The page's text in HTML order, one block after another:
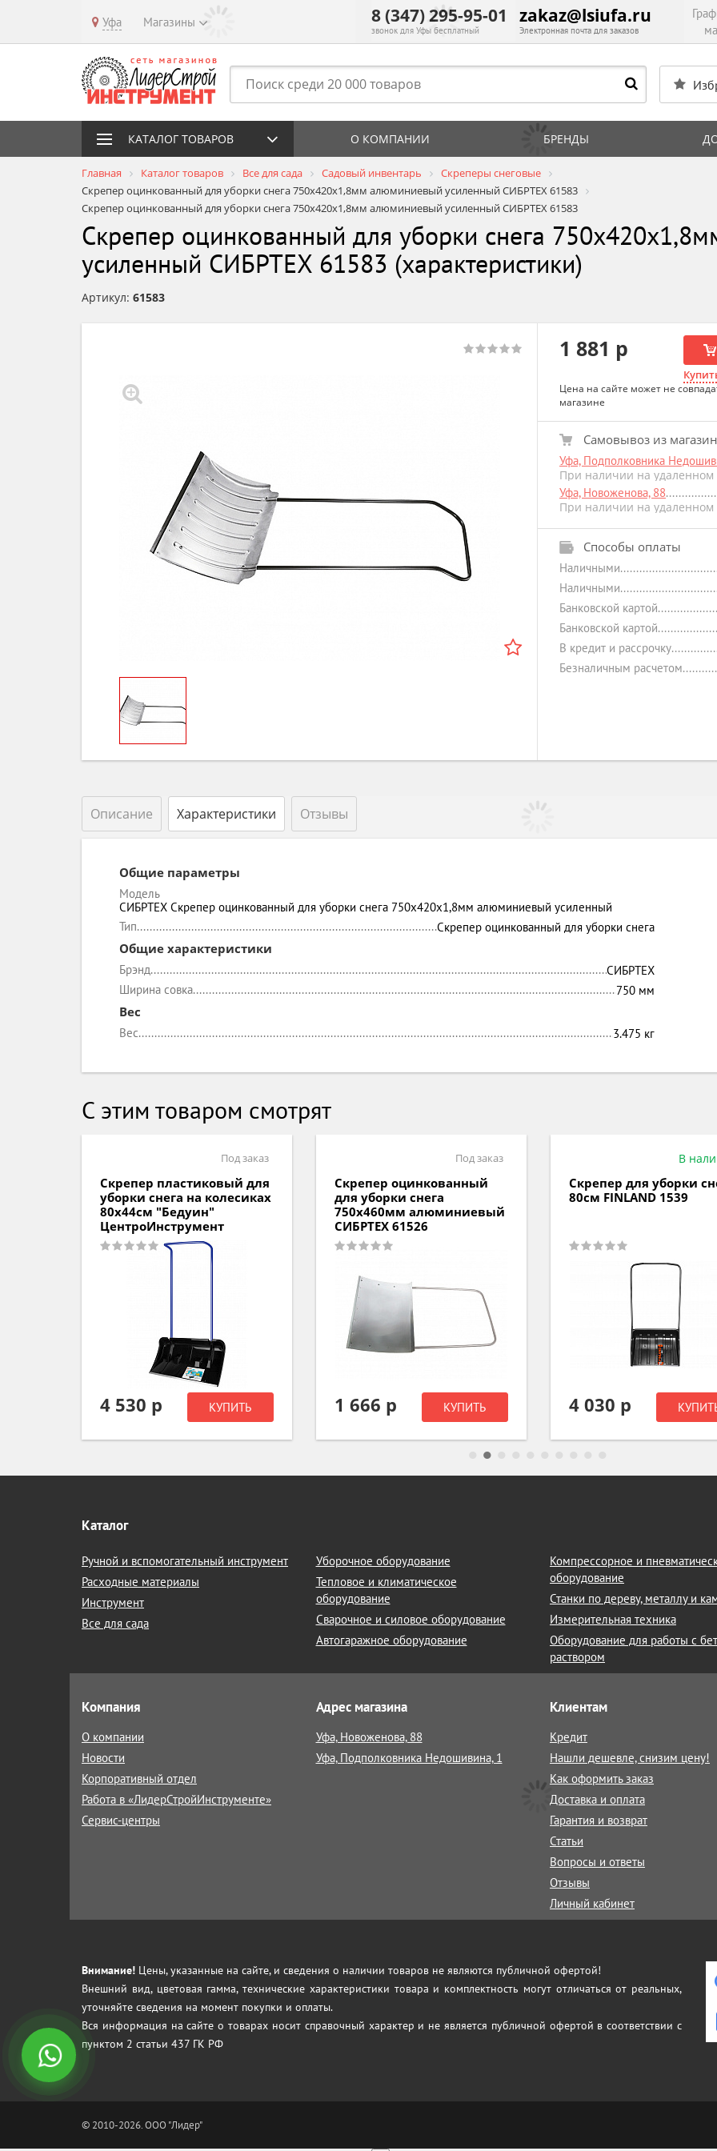
Уфа Магазины 8 (347) 295-95-01
звонок для Уфы бесплатный
zakaz@lsiufa.ru
Электронная почта для заказов
КАТАЛОГ ТОВАРОВ О КОМПАНИИ БРЕНДЫ
Главная Каталог товаров Все для сада Садовый инвентарь
Скреперы снеговые
Скрепер оцинкованный для уборки снега 750х420х1,8мм алюминиевый усиленный СИБРТЕХ 61583
Скрепер оцинкованный для уборки снега 750х420х1,8мм алюминиевый усиленный СИБРТЕХ 61583
Скрепер оцинкованный для уборки снега
усиленный СИБРТЕХ 61583 (характеристики)
Артикул: 61583
1 881 р
Цена на сайте может не
магазине
Самовывоз из
Уфа, Подполковника
При наличии на удаленном
Уфа, Новоженова, 88
При наличии на удаленном
Способы оплаты
Наличными
Наличными
Банковской картой
Банковской картой
В кредит и рассрочку
Безналичным расчетом
Описание Характеристики Отзывы
Общие параметры
Модель
СИБРТЕХ Скрепер оцинкованный для уборки снега 750х420х1,8мм алюминиевый усиленный
Тип
Скрепер оцинкованный для уборки снега
Общие характеристики
Брэнд
СИБРТЕХ
Ширина совка
750 мм
Вес
Вес 3.475 кг
С этим товаром смотрят
Под заказ
Скрепер пластиковый для
уборки снега на колесиках
80х44см "Бедуин"
ЦентроИнструмент
4 530 р КУПИТЬ
Под заказ
Скрепер оцинкованный
для уборки снега
750х460мм алюминиевый
СИБРТЕХ 61526
1 666 р КУПИТЬ
В
Скрепер для уборки
80см FINLAND 1539
4 030 р
Каталог
Ручной и вспомогательный инструмент
Расходные материалы
Инструмент
Все для сада
Уборочное оборудование
Тепловое и климатическое
оборудование
Сварочное и силовое оборудование
Автогаражное оборудование
Компрессорное и
оборудование
Станки по дереву, металлу и
Измерительная техника
Оборудование для работы с
раствором
Компания
О компании
Новости
Корпоративный отдел
Работа в «ЛидерСтройИнструменте»
Сервис-центры
Адрес магазина
Уфа, Новоженова, 88
Уфа, Подполковника Недошивина, 1
Клиентам
Кредит
Нашли дешевле, снизим цену!
Как оформить заказ
Доставка и оплата
Гарантия и возврат
Статьи
Вопросы и ответы
Отзывы
Личный кабинет
Внимание! Цены, указанные на сайте, и сведения о наличии товаров не являются публичной офертой!
Внешний вид, цветовая гамма, технические характеристики товара и комплектность могут отличаться от реальных,
уточняйте сведения на момент покупки и оплаты.
Вся информация на сайте о товарах носит справочный характер и не является публичной офертой в соответствии с
пунктом 2 статьи 437 ГК РФ
© 2010-2026. ООО "Лидер"